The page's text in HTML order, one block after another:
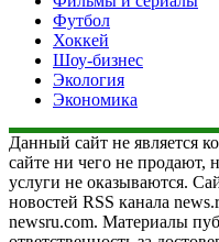
Футбол
Хоккей
Шоу-бизнес
Экология
Экономика
Данный сайт не является
сайте ни чего не продают,
услуги не оказываются.
новостей RSS канала
newsru.com. Материалы